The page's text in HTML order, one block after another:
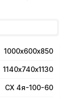
1000х600х850
1140х740х1130
СХ 4я-100-60